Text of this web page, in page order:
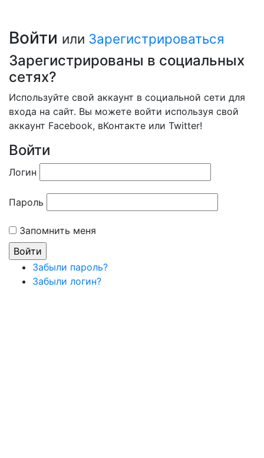
Войти или Зарегистрироваться
Зарегистрированы в социальных
сетях?
Используйте свой аккаунт в социальной сети для
входа на сайт. Вы можете войти используя свой
аккаунт Facebook, вКонтакте или Twitter!
Войти
Логин
Пароль
Запомнить меня
Забыли пароль?
Забыли логин?